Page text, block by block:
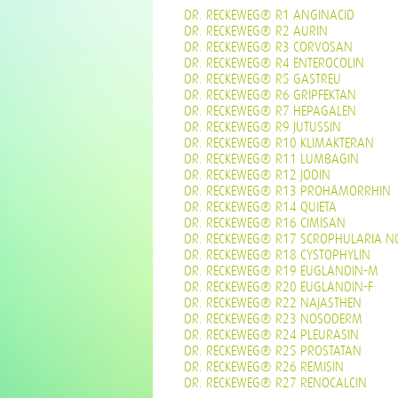
DR. RECKEWEG® R1 ANGINACID
DR. RECKEWEG® R2 AURIN
DR. RECKEWEG® R3 CORVOSAN
DR. RECKEWEG® R4 ENTEROCOLIN
DR. RECKEWEG® R5 GASTREU
DR. RECKEWEG® R6 GRIPFEKTAN
DR. RECKEWEG® R7 HEPAGALEN
DR. RECKEWEG® R9 JUTUSSIN
DR. RECKEWEG® R10 KLIMAKTERAN
DR. RECKEWEG® R11 LUMBAGIN
DR. RECKEWEG® R12 JODIN
DR. RECKEWEG® R13 PROHÄMORRHIN
DR. RECKEWEG® R14 QUIETA
DR. RECKEWEG® R16 CIMISAN
DR. RECKEWEG® R17 SCROPHULARIA
DR. RECKEWEG® R18 CYSTOPHYLIN
DR. RECKEWEG® R19 EUGLANDIN-M
DR. RECKEWEG® R20 EUGLANDIN-F
DR. RECKEWEG® R22 NAJASTHEN
DR. RECKEWEG® R23 NOSODERM
DR. RECKEWEG® R24 PLEURASIN
DR. RECKEWEG® R25 PROSTATAN
DR. RECKEWEG® R26 REMISIN
DR. RECKEWEG® R27 RENOCALCIN